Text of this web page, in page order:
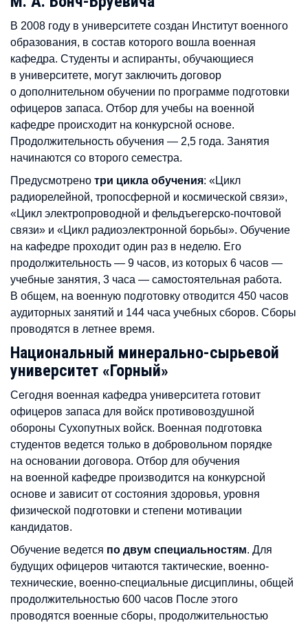
В 2008 году в университете создан Институт военного
образования, в состав которого вошла военная
кафедра. Студенты и аспиранты, обучающиеся
в университете, могут заключить договор
о дополнительном обучении по программе подготовки
офицеров запаса. Отбор для учебы на военной
кафедре происходит на конкурсной основе.
Продолжительность обучения — 2,5 года. Занятия
начинаются со второго семестра.
Предусмотрено три цикла обучения: «Цикл
радиорелейной, тропосферной и космической связи»,
«Цикл электропроводной и фельдъегерско-почтовой
связи» и «Цикл радиоэлектронной борьбы». Обучение
на кафедре проходит один раз в неделю. Его
продолжительность — 9 часов, из которых 6 часов —
учебные занятия, 3 часа — самостоятельная работа.
В общем, на военную подготовку отводится 450 часов
аудиторных занятий и 144 часа учебных сборов. Сборы
проводятся в летнее время.
Национальный минерально-сырьевой
университет «Горный»
Сегодня военная кафедра университета готовит
офицеров запаса для войск противовоздушной
обороны Сухопутных войск. Военная подготовка
студентов ведется только в добровольном порядке
на основании договора. Отбор для обучения
на военной кафедре производится на конкурсной
основе и зависит от состояния здоровья, уровня
физической подготовки и степени мотивации
кандидатов.
Обучение ведется по двум специальностям. Для
будущих офицеров читаются тактические, военно-
технические, военно-специальные дисциплины, общей
продолжительностью 600 часов После этого
проводятся военные сборы, продолжительностью